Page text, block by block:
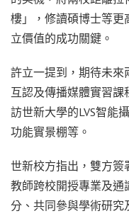
樓」，修讀碩博士等更
立價值的成功關鍵。
許立一提到，期待未來
互認及傳播媒體實習
訪世新大學的LVS智能
功能實景棚等。
世新校方指出，雙方簽
教師跨校開授專業及通
分、共同參與學術研究